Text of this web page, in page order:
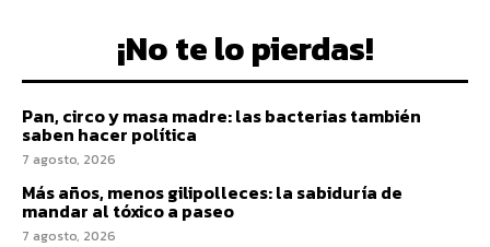
¡No te lo pierdas!
Pan, circo y masa madre: las bacterias también
saben hacer política
7 agosto, 2026
Más años, menos gilipolleces: la sabiduría de
mandar al tóxico a paseo
7 agosto, 2026